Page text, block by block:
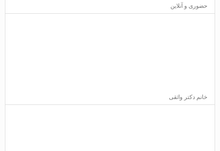
حضوری و آنلاین
خانم دکتر واثقی